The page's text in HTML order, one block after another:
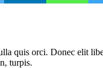
quis orci. Donec elit
turpis.